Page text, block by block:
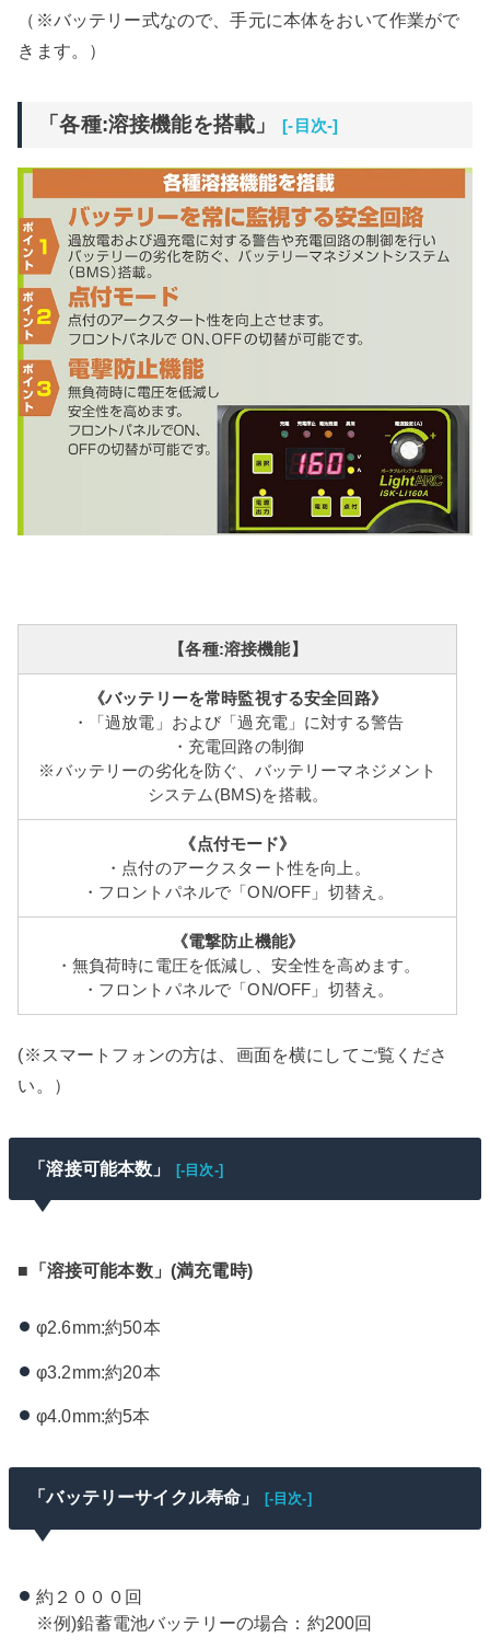
（※バッテリー式なので、手元に本体をおいて作業がで
きます。）
「各種:溶接機能を搭載」 [-目次-]
【各種:溶接機能】
《バッテリーを常時監視する安全回路》
・「過放電」および「過充電」に対する警告
・充電回路の制御
※バッテリーの劣化を防ぐ、バッテリーマネジメント
システム(BMS)を搭載。
《点付モード》
・点付のアークスタート性を向上。
・フロントパネルで「ON/OFF」切替え。
《電撃防止機能》
・無負荷時に電圧を低減し、安全性を高めます。
・フロントパネルで「ON/OFF」切替え。
(※スマートフォンの方は、画面を横にしてご覧くださ
い。）
「溶接可能本数」 [-目次-]
■「溶接可能本数」(満充電時)
φ2.6mm:約50本
φ3.2mm:約20本
φ4.0mm:約5本
「バッテリーサイクル寿命」 [-目次-]
約２０００回
※例)鉛蓄電池バッテリーの場合：約200回